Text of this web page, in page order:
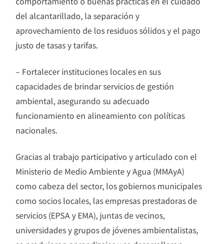
del alcantarillado, la separación y
aprovechamiento de los residuos sólidos y el pago
justo de tasas y tarifas.
– Fortalecer instituciones locales en sus
capacidades de brindar servicios de gestión
ambiental, asegurando su adecuado
funcionamiento en alineamiento con políticas
nacionales.
Gracias al trabajo participativo y articulado con el
Ministerio de Medio Ambiente y Agua (MMAyA)
como cabeza del sector, los gobiernos municipales
como socios locales, las empresas prestadoras de
servicios (EPSA y EMA), juntas de vecinos,
universidades y grupos de jóvenes ambientalistas,